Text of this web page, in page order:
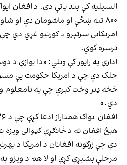
السیلیه کې بند پاتې دي. د افغان
امریکايي سرتېرو د کورنیو غړي دي
ترسره کوي.
ادارې په راپور کې ویلي: «دا یوازې
خلک دي چې د امریکا حکومت یې
څخه ډېر وخت کېږي چې په
دي.»
هېڅ افغان ته د ځانګړې کډوالۍ
دې چې زرګونه افغانان د امریکا د
مرحلې بشپړې کړې او لا هم د ویزو